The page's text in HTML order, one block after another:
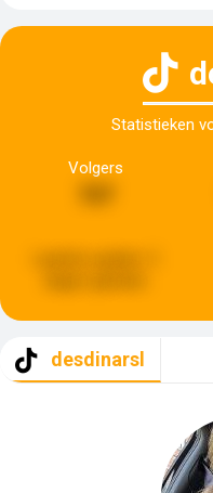
Statistieken
Volgers
desdinarsl